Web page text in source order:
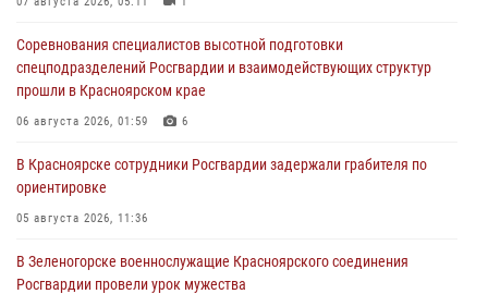
Соревнования специалистов высотной подготовки
спецподразделений Росгвардии и взаимодействующих структур
прошли в Красноярском крае
06 августа 2026, 01:59 6
В Красноярске сотрудники Росгвардии задержали грабителя по
ориентировке
05 августа 2026, 11:36
В Зеленогорске военнослужащие Красноярского соединения
Росгвардии провели урок мужества